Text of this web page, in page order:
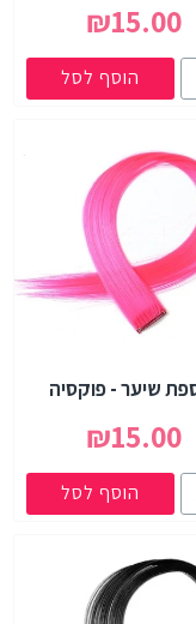
₪15.00
הוסף לסל
שיער - פוקסיה
₪15.00
הוסף לסל